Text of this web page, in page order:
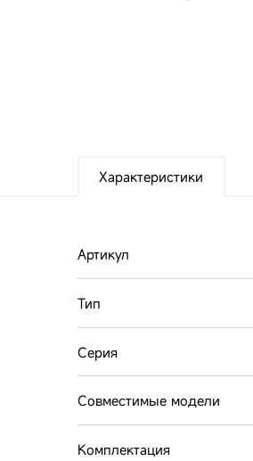
Характеристики
Артикул
Тип
Серия
Совместимые модели
Комплектация